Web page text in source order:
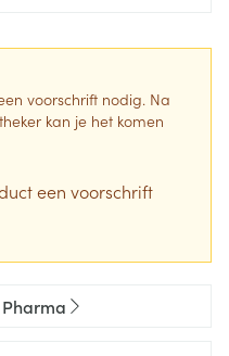
voorschrift nodig. Na
kan je het komen
een voorschrift